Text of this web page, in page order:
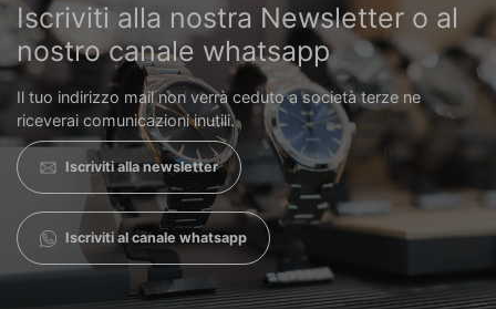
Iscriviti alla nostra Newsletter o al
nostro canale whatsapp
Il tuo indirizzo mail non verrà ceduto a società terze ne
riceverai comunicazioni inutili.
Iscriviti alla newsletter
Iscriviti al canale whatsapp